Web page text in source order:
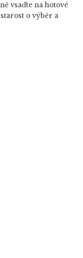
vsaďte na hotové
o výběr a